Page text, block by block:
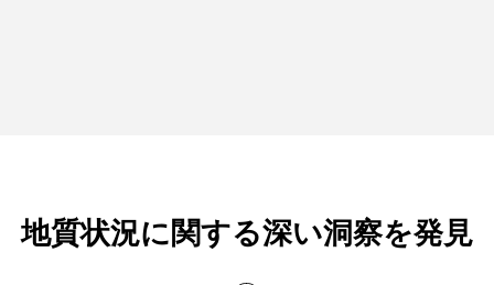
地質状況に関する深い洞察を発見